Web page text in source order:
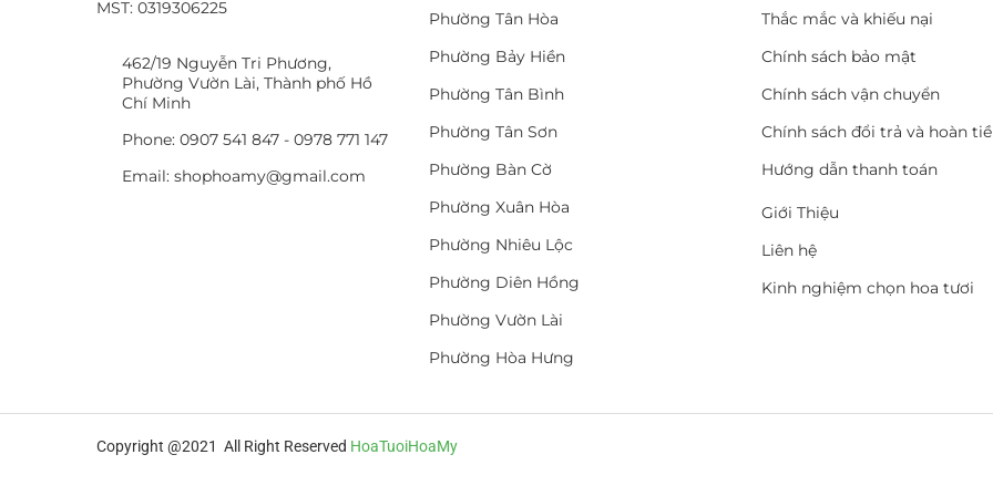
MST: 0319306225
462/19 Nguyễn Tri Phương,
Phường Vườn Lài, Thành phố Hồ
Chí Minh
Phone: 0907 541 847 - 0978 771 147
Email: shophoamy@gmail.com
Phường Tân Hòa
Phường Bảy Hiền
Phường Tân Bình
Phường Tân Sơn
Phường Bàn Cờ
Phường Xuân Hòa
Phường Nhiêu Lộc
Phường Diên Hồng
Phường Vườn Lài
Phường Hòa Hưng
Thắc mắc và khiếu nại
Chính sách bảo mật
Chính sách vận chuyển
Chính sách đổi trả và hoàn
Hướng dẫn thanh toán
Giới Thiệu
Liên hệ
Kinh nghiệm chọn hoa tươi
Copyright @2021 All Right Reserved HoaTuoiHoaMy